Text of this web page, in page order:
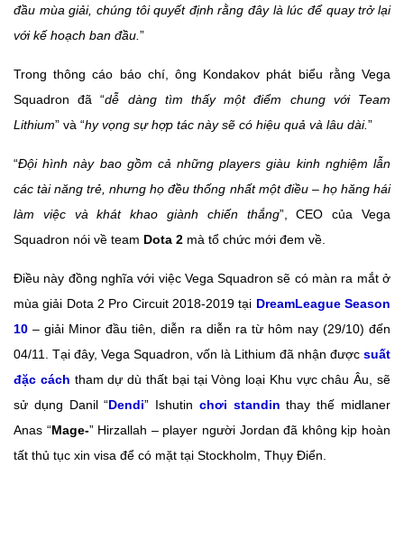
đầu mùa giải, chúng tôi quyết định rằng đây là lúc để quay trở lại
với kế hoạch ban đầu. ”
Trong thông cáo báo chí, ông Kondakov phát biểu rằng Vega
Squadron đã “dễ dàng tìm thấy một điểm chung với Team
Lithium” và “hy vọng sự hợp tác này sẽ có hiệu quả và lâu dài.”
“Đội hình này bao gồm cả những players giàu kinh nghiệm lẫn
các tài năng trẻ, nhưng họ đều thống nhất một điều – họ hăng hái
làm việc và khát khao giành chiến thắng”, CEO của Vega
Squadron nói về team Dota 2 mà tổ chức mới đem về.
Điều này đồng nghĩa với việc Vega Squadron sẽ có màn ra mắt ở
mùa giải Dota 2 Pro Circuit 2018-2019 tại DreamLeague Season
10 – giải Minor đầu tiên, diễn ra diễn ra từ hôm nay (29/10) đến
04/11. Tại đây, Vega Squadron, vốn là Lithium đã nhận được suất
đặc cách tham dự dù thất bại tại Vòng loại Khu vực châu Âu, sẽ
sử dụng Danil “Dendi” Ishutin chơi standin thay thế midlaner
Anas “Mage-” Hirzallah – player người Jordan đã không kịp hoàn
tất thủ tục xin visa để có mặt tại Stockholm, Thụy Điển.